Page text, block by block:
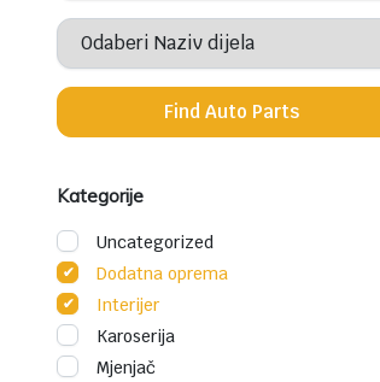
Ovjes i pogon
Interijer
RasvjetaFind Auto Parts
Kategorije
Uncategorized
Dodatna oprema
Interijer
Karoserija
Mjenjač